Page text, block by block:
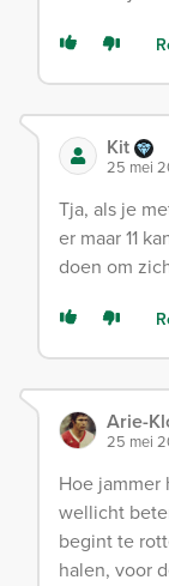
Kit
25 mei
Tja, als je
er maar 11
doen om
Arie-
25 mei
Hoe jammer
wellicht
begint te
halen, voor